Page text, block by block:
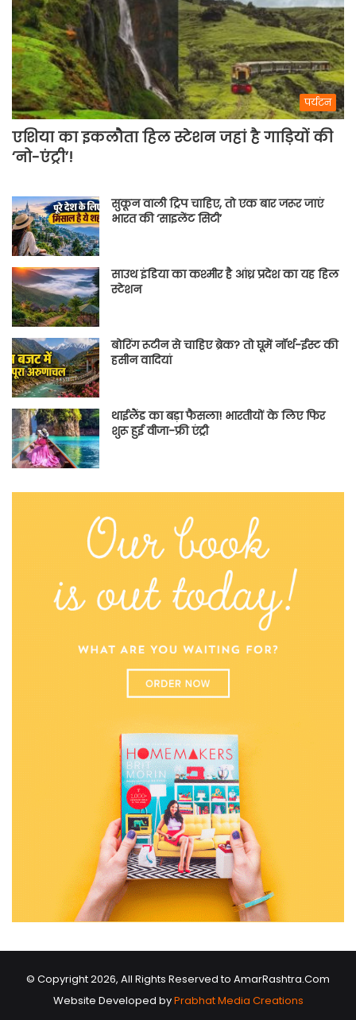
पर्यटन
एशिया का इकलौता हिल स्टेशन जहां है गाड़ियों की
‘नो-एंट्री’!
सुकून वाली ट्रिप चाहिए, तो एक बार जरूर जाएं
भारत की ‘साइलेंट सिटी’
साउथ इंडिया का कश्मीर है आंध्र प्रदेश का यह हिल
स्टेशन
बोरिंग रूटीन से चाहिए ब्रेक? तो घूमें नॉर्थ-ईस्ट की
हसीन वादियां
थाईलैंड का बड़ा फैसला! भारतीयों के लिए फिर
शुरू हुई वीजा-फ्री एंट्री
© Copyright 2026, All Rights Reserved to AmarRashtra.Com
Website Developed byPrabhat Media Creations